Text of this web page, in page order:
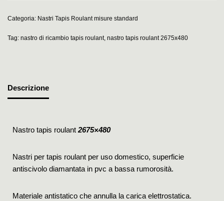
Categoria: Nastri Tapis Roulant misure standard
Tag: nastro di ricambio tapis roulant, nastro tapis roulant 2675x480
Descrizione
Nastro tapis roulant 2675×480
Nastri per tapis roulant per uso domestico, superficie
antiscivolo diamantata in pvc a bassa rumorosità.
Materiale antistatico che annulla la carica elettrostatica.